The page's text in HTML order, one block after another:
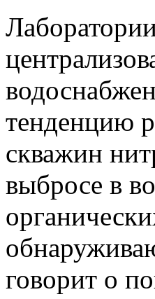
тенденцию
скважин
выбросе в
говорит о